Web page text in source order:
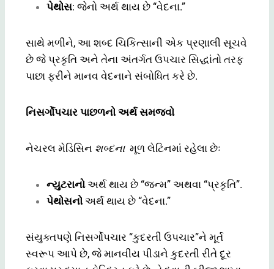
પેથોસ: જેનો અર્થ થાય છે “વેદના.”
સાથે મળીને, આ શબ્દ ચિકિત્સાની એક પ્રણાલી સૂચવે
છે જે પ્રકૃતિ અને તેના અંતર્ગત ઉપચાર સિદ્ધાંતો તરફ
પાછા ફરીને માનવ વેદનાને સંબોધિત કરે છે.
નિસર્ગોપચાર પાછળનો અર્થ સમજવો
નેચરલ મેડિસિન શબ્દના મૂળ લેટિનમાં રહેલા છેઃ
ન્યુટરાનોઅર્થ થાય છે “જન્મ” અથવા “પ્રકૃતિ”.
પેથોસનોઅર્થ થાય છે “વેદના.”
સંયુક્તપણે નિસર્ગોપચાર “કુદરતી ઉપચાર”ને મૂર્ત
સ્વરૂપ આપે છે, જે માનવીય પીડાને કુદરતી રીતે દૂર